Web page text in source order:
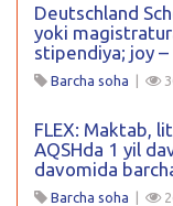
Deutschland
yoki
stipendiya; joy
Barcha soha |
FLEX: Maktab,
AQSHda 1 yil
davomida
Barcha soha |